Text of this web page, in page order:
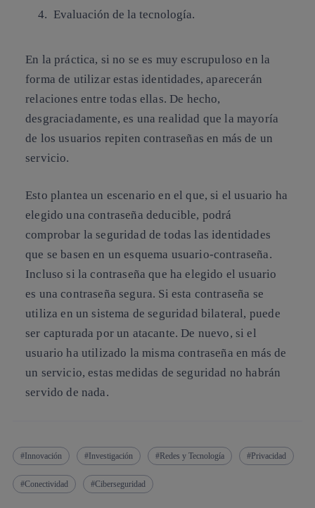
Evaluación de la tecnología.
En la práctica, si no se es muy escrupuloso en la
forma de utilizar estas identidades, aparecerán
relaciones entre todas ellas. De hecho,
desgraciadamente, es una realidad que la mayoría
de losusuarios repiten contraseñas en más de un
servicio.
Esto plantea un escenario en el que, si el usuario ha
elegido unacontraseña deducible, podrá
comprobar la seguridad de todas las identidades
que se basen en un esquema usuario-contraseña.
Incluso si la contraseña que ha elegido el usuario
es una contraseña segura. Si esta contraseña se
utiliza en un sistema de seguridad bilateral, puede
ser capturada por un atacante. De nuevo, si el
usuario ha utilizado la misma contraseña en más de
un servicio, estas medidas de seguridad no habrán
servido de nada.
Innovación Investigación Redes y Tecnología Privacidad
Conectividad Ciberseguridad